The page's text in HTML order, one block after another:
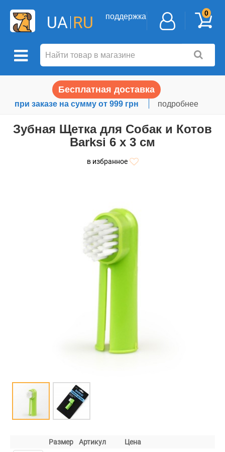
UA RU поддержка 0
Бесплатная доставка
при заказе на сумму от 999 грн подробнее
Зубная Щетка для Собак и Котов
Barksi 6 х 3 см
в избранное
Размер Артикул Цена